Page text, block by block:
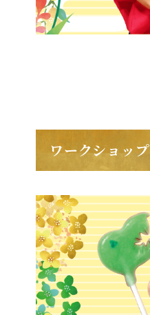
ワークショップ